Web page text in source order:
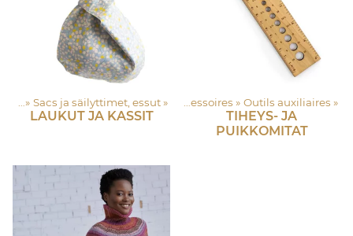
‪» Sacs ja säilyttimet, essut ‪»
LAUKUT JA KASSIT
‪»Langat et accessoires‪» Accessoires ‪» Outils auxiliaires ‪»
TIHEYS- JA
PUIKKOMITAT